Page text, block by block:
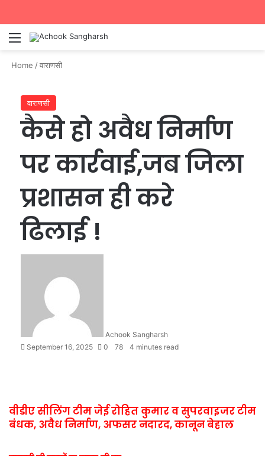
Menu
Home /वाराणसी
वाराणसी
कैसे हो अवैध निर्माण
पर कार्रवाई,जब जिला
प्रशासन ही करे
ढिलाई !
Achook Sangharsh
September 16, 2025
0 78 4 minutes read
वीडीए सीलिंग टीम जेई रोहित कुमार व सुपरवाइजर टीम
बंधक, अवैध निर्माण, अफसर नदारद, कानून बेहाल